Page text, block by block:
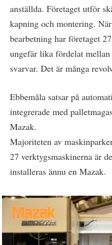
anställda. Företaget utför
kapning och montering.
bearbetning har företaget
ungefär lika fördelat
svarvar. Det är många
Ebbemåla satsar på
integrerade med
Mazak.
Majoriteten av
27 verktygsmaskinerna är
installeras ännu en Mazak.